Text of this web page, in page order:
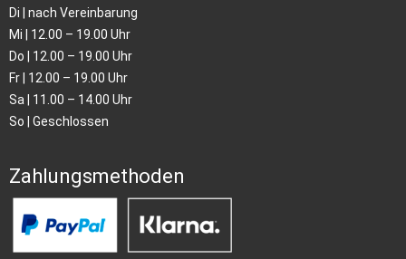
Di | nach Vereinbarung
Mi | 12.00 – 19.00 Uhr
Do | 12.00 – 19.00 Uhr
Fr | 12.00 – 19.00 Uhr
Sa | 11.00 – 14.00 Uhr
So | Geschlossen
Zahlungsmethoden